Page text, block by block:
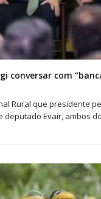
conversar com
Rural que presidente
deputado Evair, ambos